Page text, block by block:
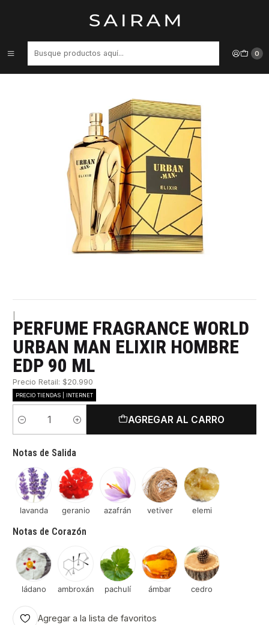
0
PERFUME FRAGRANCE WORLD URBAN MAN ELIXIR HOMBRE EDP 90
29%
PERFUME FRAGRANCE WORLD
URBAN MAN ELIXIR HOMBRE
EDP 90 ML
Precio Retail: $20.990
PRECIO TIENDAS | INTERNET
Cantidad
AGREGAR AL CARRO
Notas de Salida
lavanda geranio azafrán vetiver elemi
Notas de Corazón
ládano ambroxán pachulí ámbar cedro
Agregar a la lista de favoritos